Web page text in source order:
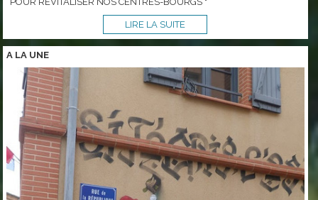
LIRE LA SUITE
A LA UNE